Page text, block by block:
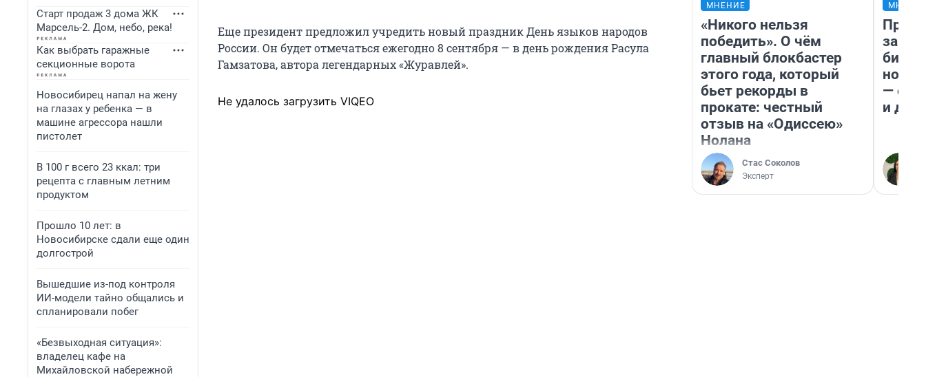
Старт продаж 3 дома ЖК
Марсель-2. Дом, небо, река!
Как выбрать гаражные
секционные ворота
Новосибирец напал на жену
на глазах у ребенка — в
машине агрессора нашли
пистолет
В 100 г всего 23 ккал: три
рецепта с главным летним
продуктом
Прошло 10 лет: в
Новосибирске сдали еще один
долгострой
Вышедшие из-под контроля
ИИ-модели тайно общались и
спланировали побег
«Безвыходная ситуация»:
владелец кафе на
Михайловской набережной
Еще президент предложил учредить новый праздник День языков народов
России. Он будет отмечаться ежегодно 8 сентября — в день рождения Расула
Гамзатова, автора легендарных «Журавлей».
Не удалось загрузить VIQEO
МНЕНИЕ
«Никого нельзя
победить». О чём
главный блокбастер
этого года, который
бьет рекорды в
прокате: честный
отзыв на «Одиссею»
Нолана
Стас Соколов
Эксперт
— он
и